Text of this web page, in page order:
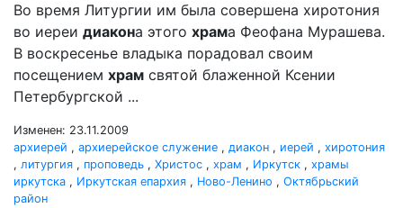
Во время Литургии им была совершена хиротония
во иереи диакона этого храма Феофана Мурашева.
В воскресенье владыка порадовал своим
посещением храм святой блаженной Ксении
Петербургской ...
Изменен: 23.11.2009
архиерей , архиерейское служение , диакон , иерей , хиротония
, литургия , проповедь , Христос , храм , Иркутск , храмы
иркутска , Иркутская епархия , Ново-Ленино , Октябрьский
район